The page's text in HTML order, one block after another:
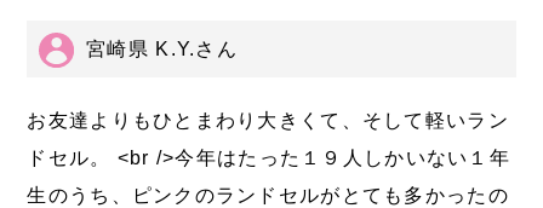
宮崎県 K.Y.さん
お友達よりもひとまわり大きくて、そして軽いラン
ドセル。 <br />今年はたった１９人しかいない１年
生のうち、ピンクのランドセルがとても多かったの